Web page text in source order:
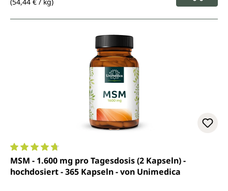
Durchschnittliche Bewertung von 4.8 von 5 Sternen
MSM - 1.600 mg pro Tagesdosis (2 Kapseln) -
hochdosiert - 365 Kapseln - von Unimedica